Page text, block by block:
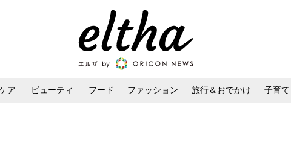
ア ビューティ フード ファッション 旅行＆おでかけ 子育て